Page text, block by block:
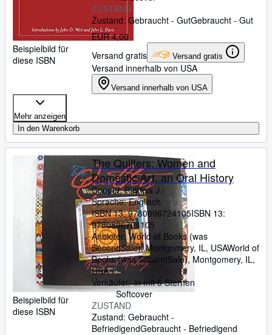
Beispielbild für
diese ISBN
ZUSTAND
Zustand: Gebraucht - GutGebraucht - Gut
EUR 4,00
Versand gratis
Versand gratis
Versand innerhalb von USA
Versand innerhalb von USA
Mehr anzeigen
In den Warenkorb
Beispielbild für
diese ISBN
The Quilters: Women and
Domestic Art, an Oral History
Cooper, Patricia J.
Sprache: Englisch
ISBN 13:9780896724105ISBN 13:
9780896724105
Anbieter:World of Books (was
SecondSale), Montgomery, IL, USAWorld of
Books (was SecondSale), Montgomery, IL,
USA
Verkäufer/-in mit 5 Sternen
Softcover
ZUSTAND
Zustand: Gebraucht -
BefriedigendGebraucht - Befriedigend